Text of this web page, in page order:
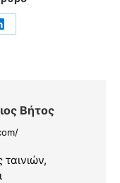
Βήτος
ταινιών,